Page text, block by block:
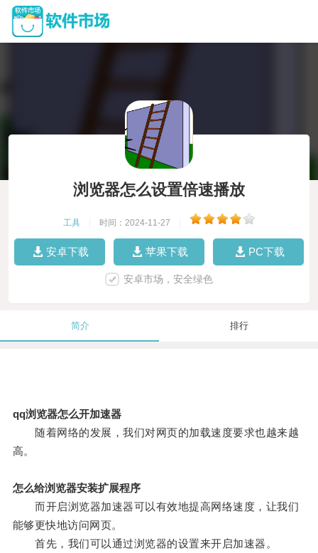
浏览器怎么设置倍速播放
工具 时间：2024-11-27
安卓下载 苹果下载 PC下载
安卓市场，安全绿色
简介 排行
qq浏览器怎么开加速器
随着网络的发展，我们对网页的加载速度要求也越来越
高。
怎么给浏览器安装扩展程序
而开启浏览器加速器可以有效地提高网络速度，让我们
能够更快地访问网页。
首先，我们可以通过浏览器的设置来开启加速器。